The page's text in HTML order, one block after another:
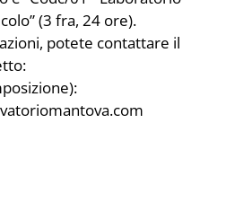
(3 fra, 24 ore).
potete contattare il